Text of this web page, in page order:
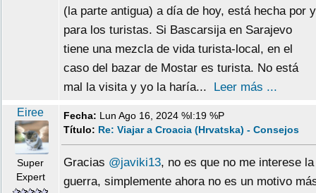
(la parte antigua) a día de hoy, está hecha por y
para los turistas. Si Bascarsija en Sarajevo
tiene una mezcla de vida turista-local, en el
caso del bazar de Mostar es turista. No está
mal la visita y yo la haría...
Leer más ...
Eiree
Super
Expert
Fecha: Lun Ago 16, 2024 %I:19 %P
Título: Re: Viajar a Croacia (Hrvatska) - Consejos
Gracias @javiki13, no es que no me interese la
guerra, simplemente ahora no es un motivo